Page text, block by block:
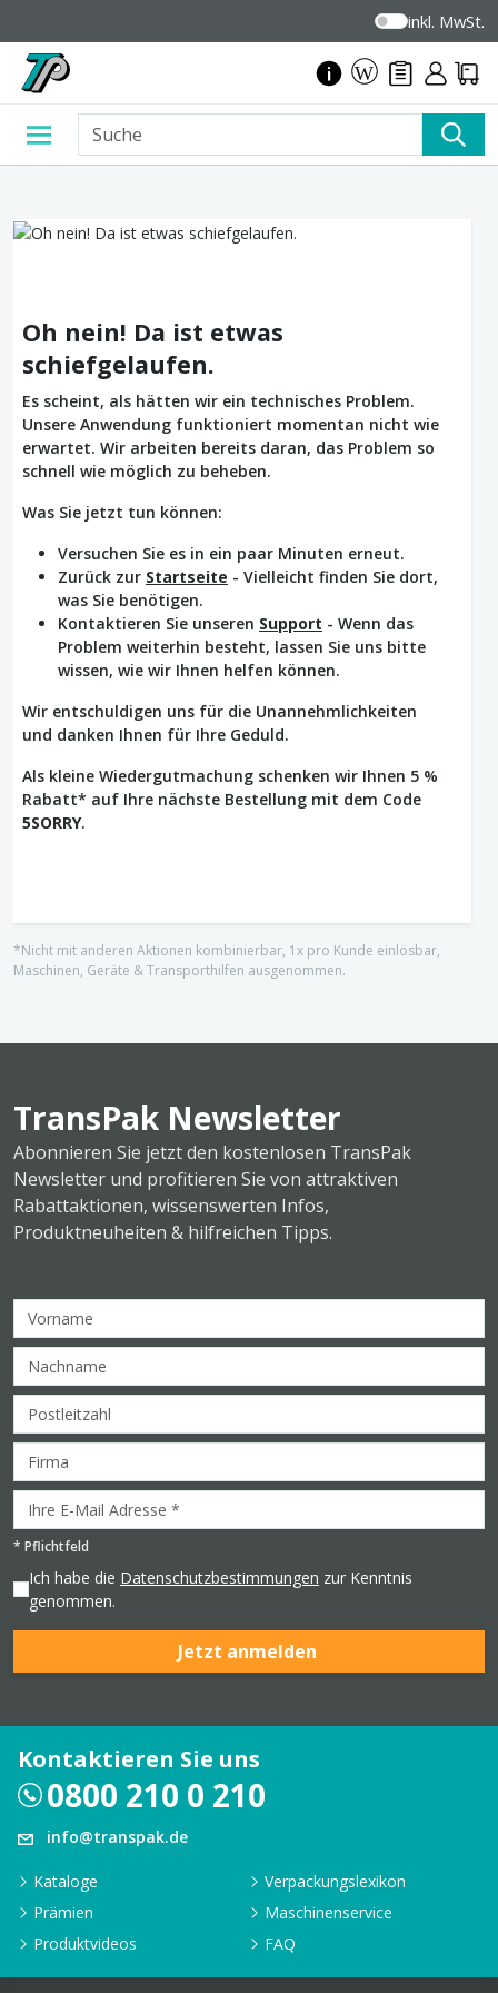
inkl. MwSt.
Oh nein! Da ist etwas
schiefgelaufen.
Es scheint, als hätten wir ein technisches Problem.
Unsere Anwendung funktioniert momentan nicht wie
erwartet. Wir arbeiten bereits daran, das Problem so
schnell wie möglich zu beheben.
Was Sie jetzt tun können:
Versuchen Sie es in ein paar Minuten erneut.
Zurück zur Startseite - Vielleicht finden Sie dort,
was Sie benötigen.
Kontaktieren Sie unseren Support - Wenn das
Problem weiterhin besteht, lassen Sie uns bitte
wissen, wie wir Ihnen helfen können.
Wir entschuldigen uns für die Unannehmlichkeiten
und danken Ihnen für Ihre Geduld.
Als kleine Wiedergutmachung schenken wir Ihnen 5 %
Rabatt* auf Ihre nächste Bestellung mit dem Code
5SORRY.
*Nicht mit anderen Aktionen kombinierbar, 1x pro Kunde einlösbar,
Maschinen, Geräte & Transporthilfen ausgenommen.
TransPak Newsletter
Abonnieren Sie jetzt den kostenlosen TransPak
Newsletter und profitieren Sie von attraktiven
Rabattaktionen, wissenswerten Infos,
Produktneuheiten & hilfreichen Tipps.
* Pflichtfeld
Ich habe die Datenschutzbestimmungen zur Kenntnis
genommen.
Jetzt anmelden
Kontaktieren Sie uns
0800 210 0 210
info@transpak.de
Kataloge
Verpackungslexikon
Prämien
Maschinenservice
Produktvideos
FAQ